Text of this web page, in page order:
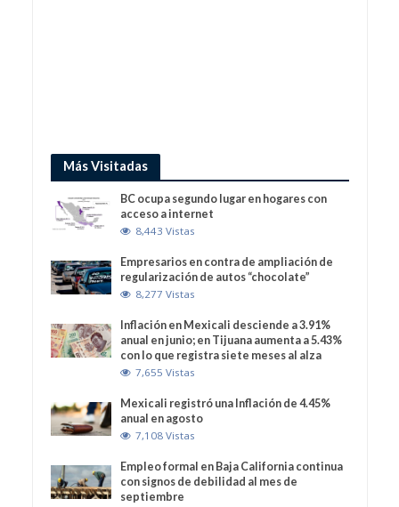
Más Visitadas
BC ocupa segundo lugar en hogares con
acceso a internet
8,443 Vistas
Empresarios en contra de ampliación de
regularización de autos “chocolate”
8,277 Vistas
Inflación en Mexicali desciende a 3.91%
anual en junio; en Tijuana aumenta a 5.43%
con lo que registra siete meses al alza
7,655 Vistas
Mexicali registró una Inflación de 4.45%
anual en agosto
7,108 Vistas
Empleo formal en Baja California continua
con signos de debilidad al mes de
septiembre